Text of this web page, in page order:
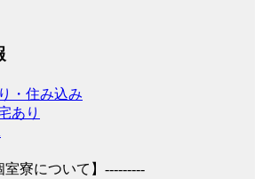
・住み込み
あり
室寮について】---------